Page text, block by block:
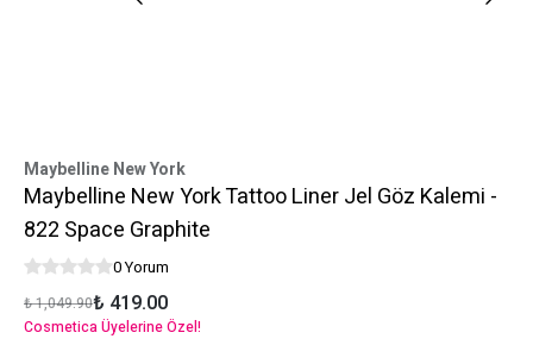
Maybelline New York
Maybelline New York Tattoo Liner Jel Göz Kalemi -
822 Space Graphite
0 Yorum
₺ 1,049.90₺ 419.00
Cosmetica Üyelerine Özel!